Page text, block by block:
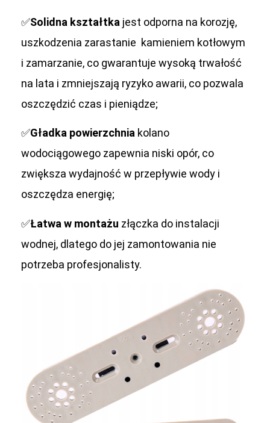
✅Solidna kształtka jest odporna na korozję,
uszkodzenia zarastanie kamieniem kotłowym
i zamarzanie, co gwarantuje wysoką trwałość
na lata i zmniejszają ryzyko awarii, co pozwala
oszczędzić czas i pieniądze;
✅Gładka powierzchnia kolano
wodociągowego zapewnia niski opór, co
zwiększa wydajność w przepływie wody i
oszczędza energię;
✅Łatwa w montażu złączka do instalacji
wodnej, dlatego do jej zamontowania nie
potrzeba profesjonalisty.